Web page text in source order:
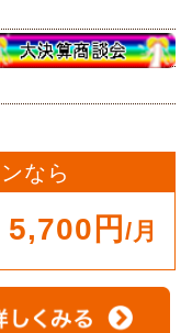
なら
5,700円 /月